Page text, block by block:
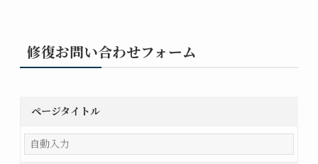
修復お問い合わせフォーム
ページタイトル